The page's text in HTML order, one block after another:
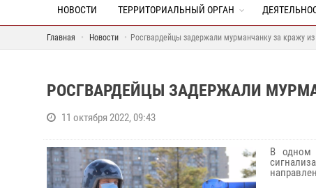
НОВОСТИ ТЕРРИТОРИАЛЬНЫЙ ОРГАН
Главная Новости Росгвардейцы задержали мурманчанку за кражу из
РОСГВАРДЕЙЦЫ ЗАДЕРЖАЛИ
11 октября 2022, 09:43
В одном